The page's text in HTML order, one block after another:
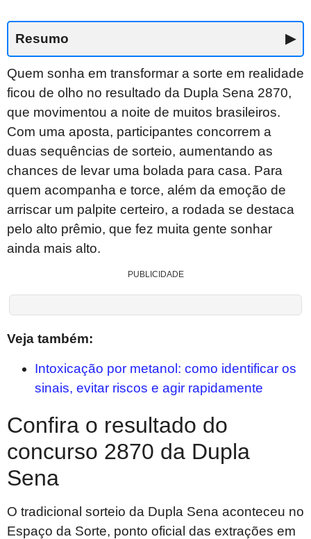
Resumo ▶
Quem sonha em transformar a sorte em realidade
ficou de olho no resultado da Dupla Sena 2870,
que movimentou a noite de muitos brasileiros.
Com uma aposta, participantes concorrem a
duas sequências de sorteio, aumentando as
chances de levar uma bolada para casa. Para
quem acompanha e torce, além da emoção de
arriscar um palpite certeiro, a rodada se destaca
pelo alto prêmio, que fez muita gente sonhar
ainda mais alto.
PUBLICIDADE
Veja também:
Intoxicação por metanol: como identificar os
sinais, evitar riscos e agir rapidamente
Confira o resultado do
concurso 2870 da Dupla
Sena
O tradicional sorteio da Dupla Sena aconteceu no
Espaço da Sorte, ponto oficial das extrações em